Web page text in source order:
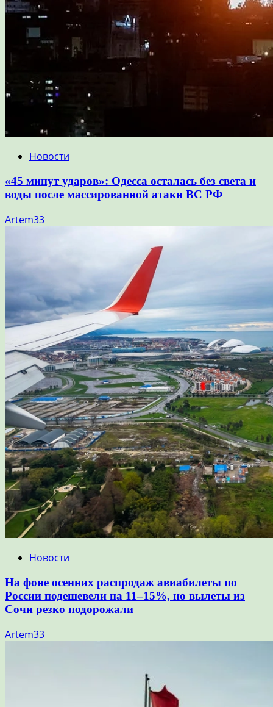
Новости
«45 минут ударов»: Одесса осталась без света и
воды после массированной атаки ВС РФ
Artem33
Новости
На фоне осенних распродаж авиабилеты по
России подешевели на 11–15%, но вылеты из
Сочи резко подорожали
Artem33